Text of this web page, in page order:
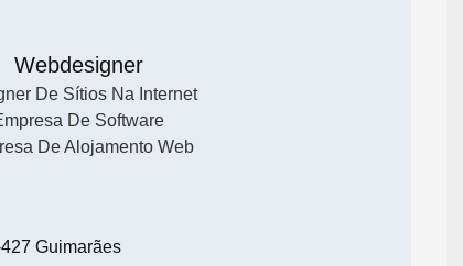
Webdesigner
De Sítios Na Internet
De Software
De Alojamento Web
Guimarães